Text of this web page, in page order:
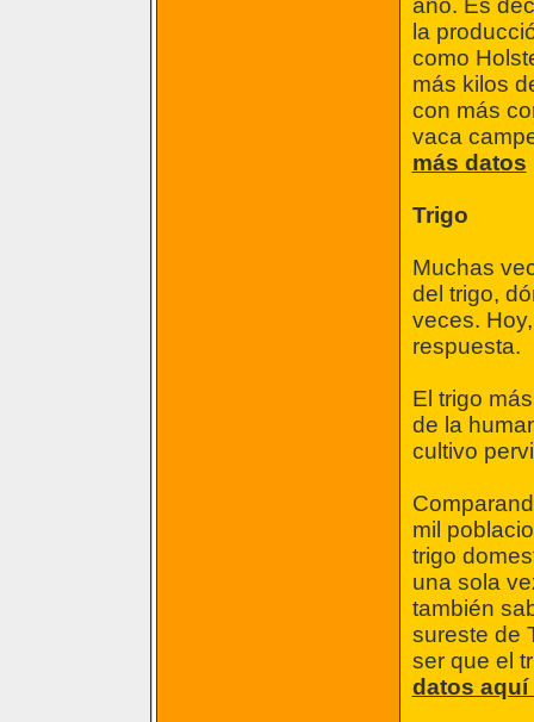
año. Es
la
como
más kilos
con más
vaca
más datos
Trigo
Muchas
del trigo,
veces.
respuesta.
El trigo
de la
cultivo
mil
trigo
una sola
también
sureste de
ser que el
datos aquí